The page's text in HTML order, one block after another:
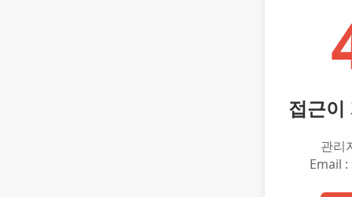
접근이
관리
Email